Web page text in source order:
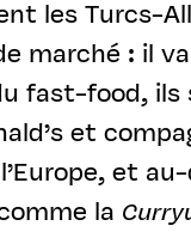
les Turcs-
marché : il
fast-food, ils
et
et
la